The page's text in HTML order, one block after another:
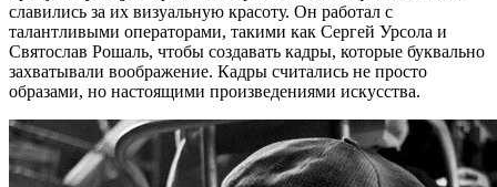
славились за их визуальную красоту. Он работал с
талантливыми операторами, такими как Сергей Урсола и
Святослав Рошаль, чтобы создавать кадры, которые буквально
захватывали воображение. Кадры считались не просто
образами, но настоящими произведениями искусства.